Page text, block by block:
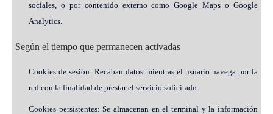
sociales, o por contenido externo como Google Maps o Google
Analytics.
Según el tiempo que permanecen activadas
Cookies de sesión: Recaban datos mientras el usuario navega por la
red con la finalidad de prestar el servicio solicitado.
Cookies persistentes: Se almacenan en el terminal y la información